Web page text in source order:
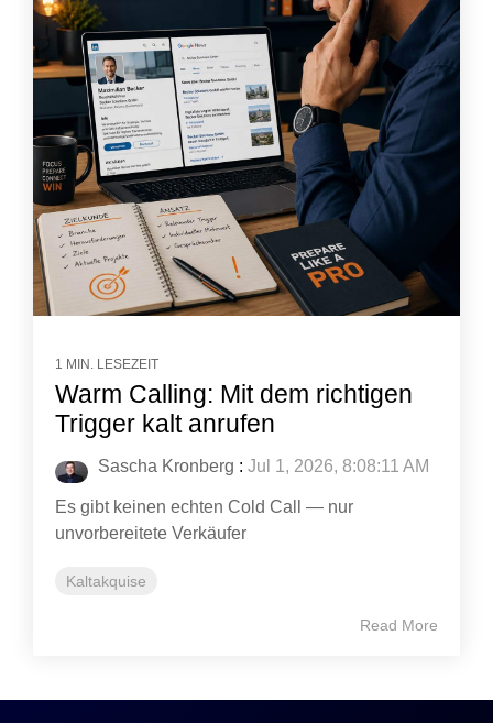
1 MIN. LESEZEIT
Warm Calling: Mit dem richtigen
Trigger kalt anrufen
Sascha Kronberg : Jul 1, 2026, 8:08:11 AM
Es gibt keinen echten Cold Call — nur
unvorbereitete Verkäufer
Kaltakquise
Read More